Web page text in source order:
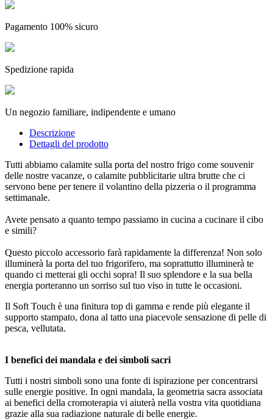
Pagamento 100% sicuro
Spedizione rapida
Un negozio familiare, indipendente e umano
Descrizione
Dettagli del prodotto
Tutti abbiamo calamite sulla porta del nostro frigo come souvenir
delle nostre vacanze, o calamite pubblicitarie ultra brutte che ci
servono bene per tenere il volantino della pizzeria o il programma
settimanale.
Avete pensato a quanto tempo passiamo in cucina a cucinare il cibo
e simili?
Questo piccolo accessorio farà rapidamente la differenza! Non solo
illuminerà la porta del tuo frigorifero, ma soprattutto illuminerà te
quando ci metterai gli occhi sopra! Il suo splendore e la sua bella
energia porteranno un sorriso sul tuo viso in tutte le occasioni.
Il Soft Touch è una finitura top di gamma e rende più elegante il
supporto stampato, dona al tatto una piacevole sensazione di pelle di
pesca, vellutata.
I benefici dei mandala e dei simboli sacri
Tutti i nostri simboli sono una fonte di ispirazione per concentrarsi
sulle energie positive. In ogni mandala, la geometria sacra associata
ai benefici della cromoterapia vi aiuterà nella vostra vita quotidiana
grazie alla sua radiazione naturale di belle energie.